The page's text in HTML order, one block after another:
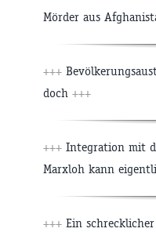
Mörder aus
+++
doch +++
+++ Integration mit
Marxloh kann
+++ Ein